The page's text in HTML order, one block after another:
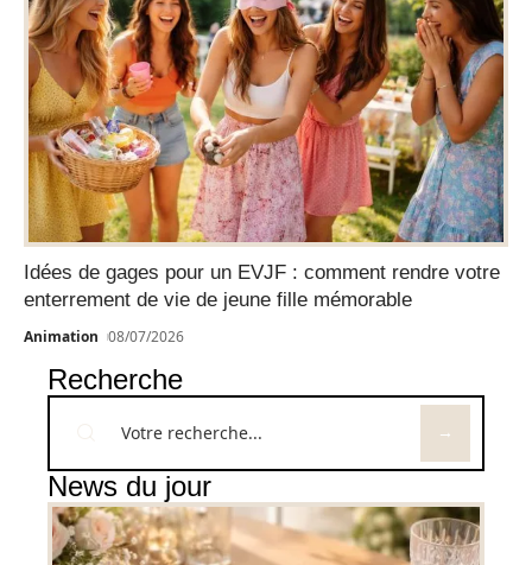
Idées de gages pour un EVJF : comment rendre votre
enterrement de vie de jeune fille mémorable
Animation 08/07/2026
Recherche
News du jour